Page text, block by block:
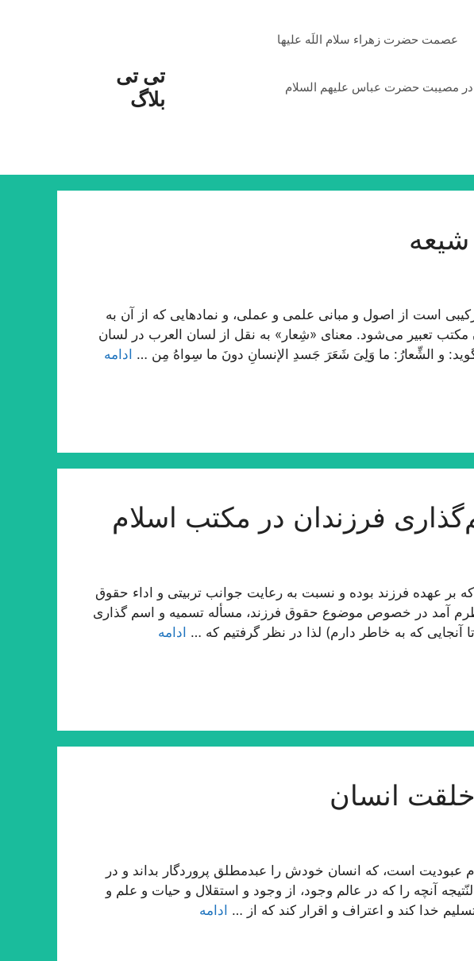
تی تی
بلاگ
عصمت حضرت زهراء سلام اللَه علیها
در مصیبت حضرت عباس علیهم السلام
شیعه
است از اصول و مبانی علمی و عملی، و نمادهایی که از آن به
تعبیر می‌شود. معنای «شِعار» به نقل از لسان العرب در لسان
و الشِّعارُ: ما وَلِیَ شَعَرَ جَسدِ الإنسانِ دونَ ما سِواهُ مِن …
ادامه
فرزندان در مكتب اسلام
عهده فرزند بوده و نسبت به رعایت جوانب تربیتی و اداء حقوق
آمد در خصوص موضوع حقوق فرزند، مسأله تسمیه و اسم گذاری
كه به خاطر دارم) لذا در نظر گرفتیم كه … ادامه
انسان
است، كه انسان خودش را عبدمطلق پروردگار بداند و در
آنچه را كه در عالم وجود، از وجود و استقلال و حیات و علم و
خدا كند و اعتراف و اقرار كند كه از … ادامه